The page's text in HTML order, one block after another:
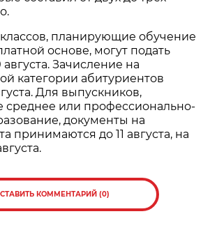
планирующие обучение
основе, могут подать
Зачисление на
категории абитуриентов
Для выпускников,
или профессионально-
документы на
принимаются до 11 августа, на
КОММЕНТАРИЙ (0)